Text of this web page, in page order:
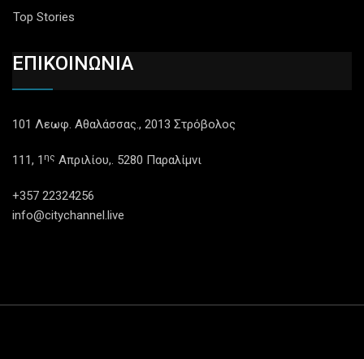
Top Stories
ΕΠΙΚΟΙΝΩΝΙΑ
101 Λεωφ. Αθαλάσσας., 2013 Στρόβολος
111, 1 ης Απριλίου,. 5280 Παραλίμνι
+357 22324256
info@citychannel.live